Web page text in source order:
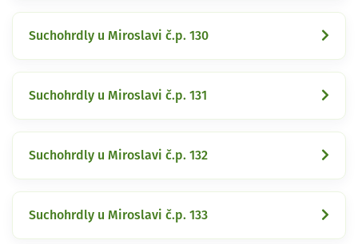
Suchohrdly u Miroslavi č.p. 130
Suchohrdly u Miroslavi č.p. 131
Suchohrdly u Miroslavi č.p. 132
Suchohrdly u Miroslavi č.p. 133